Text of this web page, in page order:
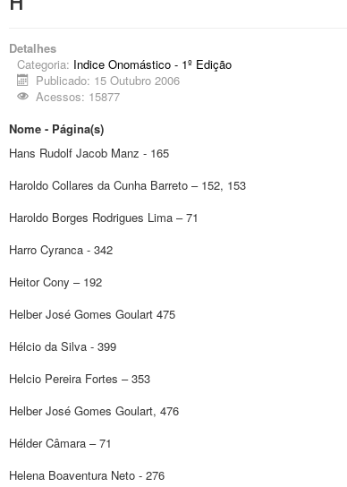
Detalhes
Categoria: Indice Onomástico - 1º Edição
Publicado: 15 Outubro 2006
Acessos: 15877
Nome - Página(s)
Hans Rudolf Jacob Manz - 165
Haroldo Collares da Cunha Barreto – 152, 153
Haroldo Borges Rodrigues Lima – 71
Harro Cyranca - 342
Heitor Cony – 192
Helber José Gomes Goulart 475
Hélcio da Silva - 399
Helcio Pereira Fortes – 353
Helber José Gomes Goulart, 476
Hélder Câmara – 71
Helena Boaventura Neto - 276